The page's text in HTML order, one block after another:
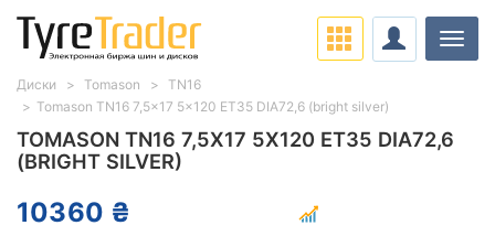
TOMASON TN16 7,5X17 5X120 ET35 DIA72,6
(BRIGHT SILVER)
10360 ₴
Диски Tomason
TN16
Tomason TN16 7,5x17 5x120 ET35 DIA72,6 (bright silver)